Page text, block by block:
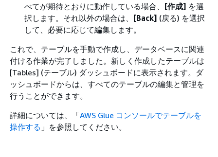
べてが期待とおりに動作している場合、 [作成] を選
択します。それ以外の場合は、 [Back] (戻る) を選択
して、必要に応じて編集します。
これで、テーブルを手動で作成し、データベースに関連
付ける作業が完了しました。新しく作成したテーブルは
[Tables] (テーブル) ダッシュボードに表示されます。ダ
ッシュボードからは、すべてのテーブルの編集と管理を
行うことができます。
詳細については、「AWS Glue コンソールでテーブルを
操作する 」を参照してください。